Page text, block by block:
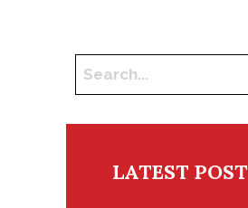
LATEST POST